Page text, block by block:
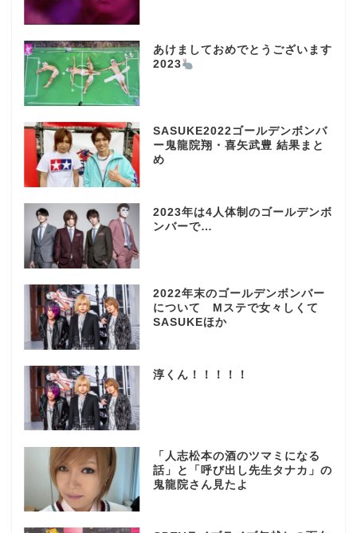
あけましておめでとうございます
2023
SASUKE2022ゴールデンボンバ
ー鬼龍院翔・喜矢武豊 結果まと
め
2023年は4人体制のゴールデンボ
ンバーで…
2022年末のゴールデンボンバー
について Mステで女々しくて
SASUKEほか
淳くん！！！！！
「人志松本の酒のツマミになる
話」と「呼び出し先生タナカ」の
鬼龍院さん見たよ